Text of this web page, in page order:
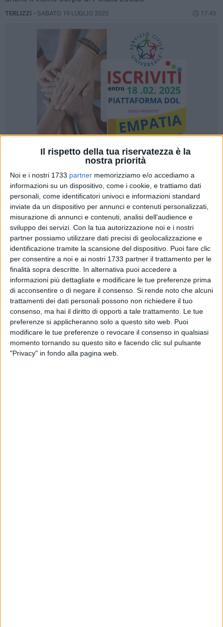
Il rispetto della tua riservatezza è la
nostra priorità
Noi e i nostri 1733 partner memorizziamo e/o accediamo a
informazioni su un dispositivo, come i cookie, e trattiamo dati
personali, come identificatori univoci e informazioni standard
inviate da un dispositivo per annunci e contenuti personalizzati,
misurazione di annunci e contenuti, analisi dell'audience e
sviluppo dei servizi. Con la tua autorizzazione noi e i nostri
partner possiamo utilizzare dati precisi di geolocalizzazione e
identificazione tramite la scansione del dispositivo. Puoi fare clic
per consentire a noi e ai nostri 1733 partner il trattamento per le
finalità sopra descritte. In alternativa puoi accedere a
informazioni più dettagliate e modificare le tue preferenze prima
di acconsentire o di negare il consenso. Si rende noto che alcuni
trattamenti dei dati personali possono non richiedere il tuo
consenso, ma hai il diritto di opporti a tale trattamento. Le tue
preferenze si applicheranno solo a questo sito web. Puoi
modificare le tue preferenze o revocare il consenso in qualsiasi
momento tornando su questo sito e facendo clic sul pulsante
"Privacy" in fondo alla pagina web.
TERLIZZI - SABATO 19 LUGLIO 2025 17.45
78
A cura di
GIANLUCA BATTISTA E PAOLO ALBERTO MALERBA
A fuoco una vasta area a Terlizzi, poco distante davia
dal comando della Polizia Locale
e da alcune
abitazioni. Questo pomeriggio, 19 luglio, per cause ancora in
via d'accertamento le fiamme si sono sviluppate in una zona
con molte sterpaglie.
Sul posto sono giunti iVigili del Fuoco del distaccamento di
Molfettae la stessa Polizia Locale di Terlizzi che ha
provveduto a circoscrivere l'area. Il lavoro dei pompieri è reso
difficoltoso dall'allargarsi piuttosto rapido del fronte del